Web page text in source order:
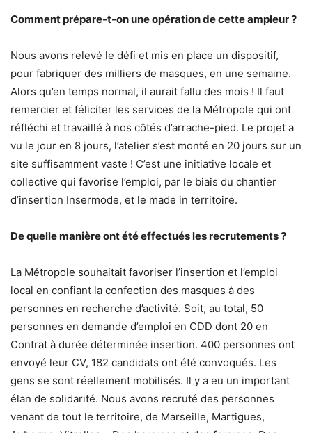
Comment prépare-t-on une opération de cette ampleur ?
Nous avons relevé le défi et mis en place un dispositif,
pour fabriquer des milliers de masques, en une semaine.
Alors qu’en temps normal, il aurait fallu des mois ! Il faut
remercier et féliciter les services de la Métropole qui ont
réfléchi et travaillé à nos côtés d’arrache-pied. Le projet a
vu le jour en 8 jours, l’atelier s’est monté en 20 jours sur un
site suffisamment vaste ! C’est une initiative locale et
collective qui favorise l’emploi, par le biais du chantier
d’insertion Insermode, et le made in territoire.
De quelle manière ont été effectués les recrutements ?
La Métropole souhaitait favoriser l’insertion et l’emploi
local en confiant la confection des masques à des
personnes en recherche d’activité. Soit, au total, 50
personnes en demande d’emploi en CDD dont 20 en
Contrat à durée déterminée insertion. 400 personnes ont
envoyé leur CV, 182 candidats ont été convoqués. Les
gens se sont réellement mobilisés. Il y a eu un important
élan de solidarité. Nous avons recruté des personnes
venant de tout le territoire, de Marseille, Martigues,